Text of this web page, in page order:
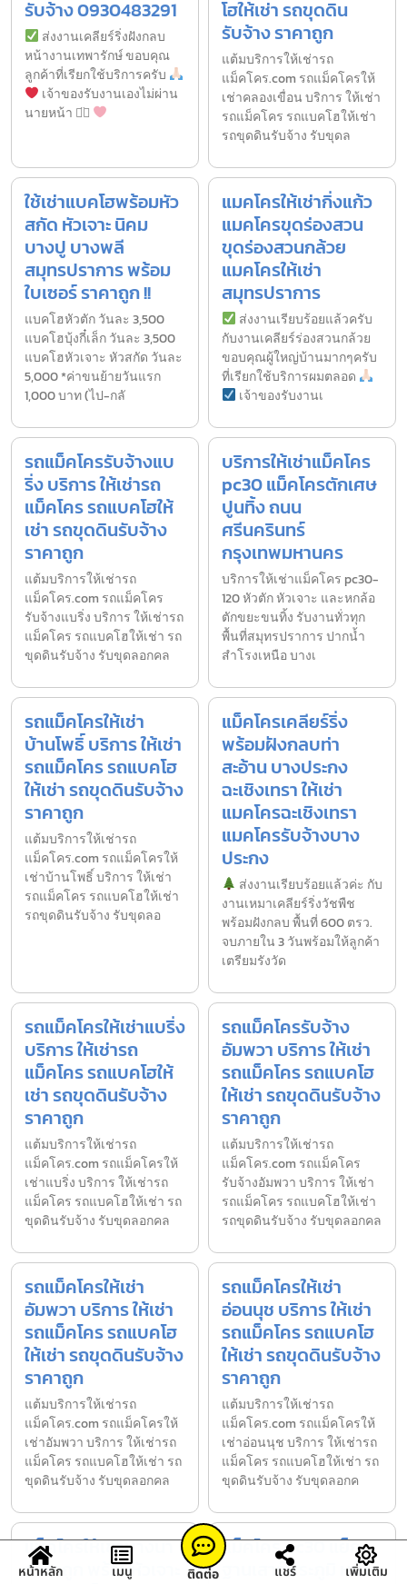
รับจ้าง 0930483291
ส่งงานเคลียร์ริ่งฝังกลบ
หน้างานเทพารักษ์ ขอบคุณ
ลูกค้าที่เรียกใช้บริการครับ
เจ้าของรับงานเองไม่ผ่าน
นายหน้า ◡̈⃝
โฮให้เช่า รถขุดดิน
รับจ้าง ราคาถูก
แต้มบริการให้เช่ารถ
แม็คโคร.com รถแม็คโครให้
เช่าคลองเขื่อน บริการ ให้เช่า
รถแม็คโคร รถแบคโฮให้เช่า
รถขุดดินรับจ้าง รับขุดล
ใช้เช่าแบคโฮพร้อมหัว
สกัด หัวเจาะ นิคม
บางปู บางพลี
สมุทรปราการ พร้อม
ใบเซอร์ ราคาถูก !!
แบคโฮหัวตัก วันละ 3,500
แบคโฮบุ้งกี๋เล็ก วันละ 3,500
แบคโฮหัวเจาะ หัวสกัด วันละ
5,000 *ค่าขนย้ายวันแรก
1,000 บาท (ไป-กลั
แมคโครให้เช่ากิ่งแก้ว
แมคโครขุดร่องสวน
ขุดร่องสวนกล้วย
แมคโครให้เช่า
สมุทรปราการ
ส่งงานเรียบร้อยแล้วครับ
กับงานเคลียร์ร่องสวนกล้วย
ขอบคุณผู้ใหญ่บ้านมากๆครับ
ที่เรียกใช้บริการผมตลอด
เจ้าของรับงานเ
รถแม็คโครรับจ้างแบ
ริ่ง บริการ ให้เช่ารถ
แม็คโคร รถแบคโฮให้
เช่า รถขุดดินรับจ้าง
ราคาถูก
แต้มบริการให้เช่ารถ
แม็คโคร.com รถแม็คโคร
รับจ้างแบริ่ง บริการ ให้เช่ารถ
แม็คโคร รถแบคโฮให้เช่า รถ
ขุดดินรับจ้าง รับขุดลอกคล
บริการให้เช่าแม็คโคร
pc30 แม็คโครตักเศษ
ปูนทิ้ง ถนน
ศรีนครินทร์
กรุงเทพมหานคร
บริการให้เช่าแม็คโคร pc30-
120 หัวตัก หัวเจาะ และหกล้อ
ตักขยะขนทิ้ง รับงานทั่วทุก
พื้นที่สมุทรปราการ ปากน้ำ
สำโรงเหนือ บางเ
รถแม็คโครให้เช่า
บ้านโพธิ์ บริการ ให้เช่า
รถแม็คโคร รถแบคโฮ
ให้เช่า รถขุดดินรับจ้าง
ราคาถูก
แต้มบริการให้เช่ารถ
แม็คโคร.com รถแม็คโครให้
เช่าบ้านโพธิ์ บริการ ให้เช่า
รถแม็คโคร รถแบคโฮให้เช่า
รถขุดดินรับจ้าง รับขุดลอ
แม็คโครเคลียร์ริ่ง
พร้อมฝังกลบท่า
สะอ้าน บางประกง
ฉะเชิงเทรา ให้เช่า
แมคโครฉะเชิงเทรา
แมคโครรับจ้างบาง
ประกง
ส่งงานเรียบร้อยแล้วค่ะ กับ
งานเหมาเคลียร์ริ่งวัชพืช
พร้อมฝังกลบ พื้นที่ 600 ตรว.
จบภายใน 3 วันพร้อมให้ลูกค้า
เตรียมรังวัด
รถแม็คโครให้เช่าแบริ่ง
บริการ ให้เช่ารถ
แม็คโคร รถแบคโฮให้
เช่า รถขุดดินรับจ้าง
ราคาถูก
แต้มบริการให้เช่ารถ
แม็คโคร.com รถแม็คโครให้
เช่าแบริ่ง บริการ ให้เช่ารถ
แม็คโคร รถแบคโฮให้เช่า รถ
ขุดดินรับจ้าง รับขุดลอกคล
รถแม็คโครรับจ้าง
อัมพวา บริการ ให้เช่า
รถแม็คโคร รถแบคโฮ
ให้เช่า รถขุดดินรับจ้าง
ราคาถูก
แต้มบริการให้เช่ารถ
แม็คโคร.com รถแม็คโคร
รับจ้างอัมพวา บริการ ให้เช่า
รถแม็คโคร รถแบคโฮให้เช่า
รถขุดดินรับจ้าง รับขุดลอกคล
รถแม็คโครให้เช่า
อัมพวา บริการ ให้เช่า
รถแม็คโคร รถแบคโฮ
ให้เช่า รถขุดดินรับจ้าง
ราคาถูก
แต้มบริการให้เช่ารถ
แม็คโคร.com รถแม็คโครให้
เช่าอัมพวา บริการ ให้เช่ารถ
แม็คโคร รถแบคโฮให้เช่า รถ
ขุดดินรับจ้าง รับขุดลอกคล
รถแม็คโครให้เช่า
อ่อนนุช บริการ ให้เช่า
รถแม็คโคร รถแบคโฮ
ให้เช่า รถขุดดินรับจ้าง
ราคาถูก
แต้มบริการให้เช่ารถ
แม็คโคร.com รถแม็คโครให้
เช่าอ่อนนุช บริการ ให้เช่ารถ
แม็คโคร รถแบคโฮให้เช่า รถ
ขุดดินรับจ้าง รับขุดลอกค
แม็คโครให้เช่าบางนา
ราคาถูก พร้อมหัวเจาะ
แม็คโคร pc30 แย็ก
ฐานเสาร์พระภูมิ หน้า
หน้าหลัก เมนู ติดต่อ แชร์ เพิ่มเติม